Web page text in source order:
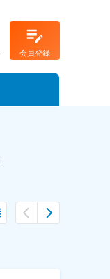
会員登録